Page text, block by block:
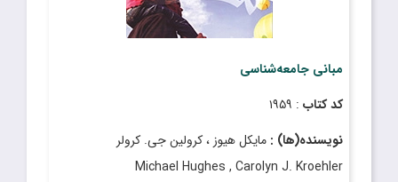
مبانی جامعه‌شناسی
کد کتاب : ۱۹۵۹
نویسنده(ها) : مایکل هیوز ، کرولین جی. کرولر
Michael Hughes , Carolyn J. Kroehler